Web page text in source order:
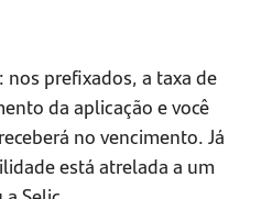
: nos prefixados, a taxa de
da aplicação e você
no vencimento. Já
está atrelada a um